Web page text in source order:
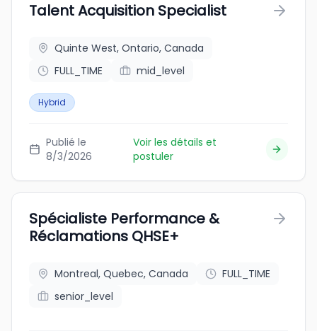
Talent Acquisition Specialist
Quinte West, Ontario, Canada
FULL_TIME
mid_level
Hybrid
Publié le
8/3/2026
Voir les détails et
postuler
Spécialiste Performance &
Réclamations QHSE+
Montreal, Quebec, Canada
FULL_TIME
senior_level